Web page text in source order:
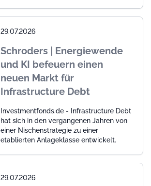
29.07.2026
Schroders | Energiewende
und KI befeuern einen
neuen Markt für
Infrastructure Debt
Investmentfonds.de - Infrastructure Debt
hat sich in den vergangenen Jahren von
einer Nischenstrategie zu einer
etablierten Anlageklasse entwickelt.
29.07.2026